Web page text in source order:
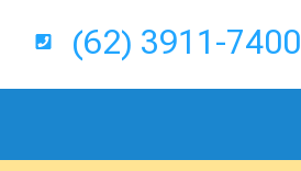
(62) 3911-7400